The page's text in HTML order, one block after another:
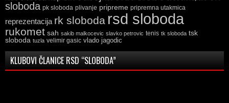
sloboda pk sloboda plivanje pripreme pripremna utakmica
reprezentacija rk sloboda rsd sloboda
rukomet sah sakib malkocevic slavko petrovic tenis tk sloboda tsk
sloboda tuzla velimir gasic vlado jagodic
KLUBOVI ČLANICE RSD “SLOBODA”